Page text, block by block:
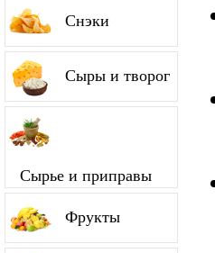
Снэки
Сыры и творог
Сырье и приправы
Фрукты